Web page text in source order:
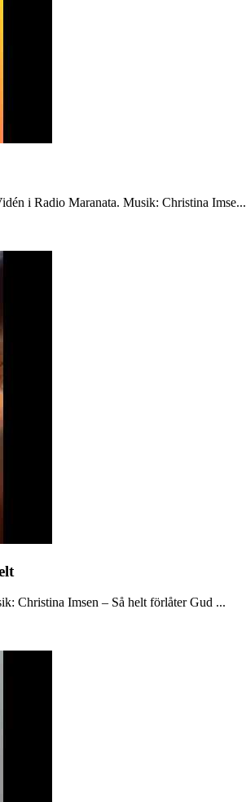
i Radio Maranata. Musik: Christina Imse...
Christina Imsen – Så helt förlåter Gud ...